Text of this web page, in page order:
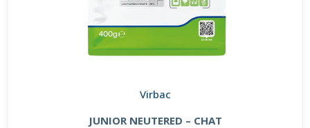
Virbac
JUNIOR NEUTERED – CHAT